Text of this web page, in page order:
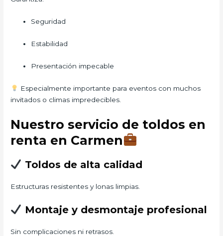
Seguridad
Estabilidad
Presentación impecable
Especialmente importante para eventos con muchos
invitados o climas impredecibles.
Nuestro servicio de toldos en
renta en Carmen
Toldos de alta calidad
Estructuras resistentes y lonas limpias.
Montaje y desmontaje profesional
Sin complicaciones ni retrasos.